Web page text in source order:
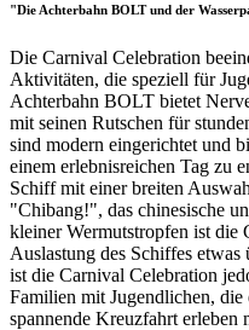
"Die Achterbahn BOLT und der
Die Carnival Celebration
Aktivitäten, die speziell für
Achterbahn BOLT bietet
mit seinen Rutschen für
sind modern eingerichtet und
einem erlebnisreichen Tag zu
Schiff mit einer breiten
"Chibang!", das chinesische
kleiner Wermutstropfen ist die
Auslastung des Schiffes
ist die Carnival Celebration
Familien mit Jugendlichen, die
spannende Kreuzfahrt erleben